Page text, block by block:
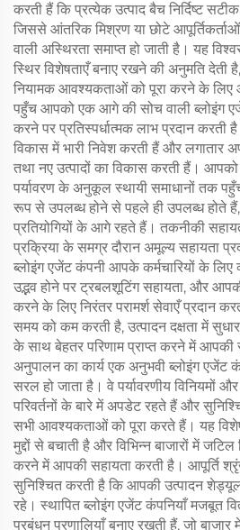
करती हैं कि प्रत्येक उत्पाद बैच निर्दिष्ट
जिससे आंतरिक मिश्रण या छोटे आपूर्तिकर्ताओं
वाली अस्थिरता समाप्त हो जाती है। यह
स्थिर विशेषताएँ बनाए रखने की अनुमति देती
नियामक आवश्यकताओं को पूरा करने के
पहुँच आपको एक आगे की सोच वाली ब्लोइंग
करने पर प्रतिस्पर्धात्मक लाभ प्रदान
विकास में भारी निवेश करती हैं और लगातार
तथा नए उत्पादों का विकास करती हैं। आपको
पर्यावरण के अनुकूल स्थायी समाधानों तक पहुँच
रूप से उपलब्ध होने से पहले ही उपलब्ध होते
प्रतियोगियों के आगे रहते हैं। तकनीकी
प्रक्रिया के समग्र दौरान अमूल्य सहायता
ब्लोइंग एजेंट कंपनी आपके कर्मचारियों के
उद्भव होने पर ट्रबलशूटिंग सहायता, और
करने के लिए निरंतर परामर्श सेवाएँ प्रदान
समय को कम करती है, उत्पादन दक्षता में
के साथ बेहतर परिणाम प्राप्त करने में आपकी
अनुपालन का कार्य एक अनुभवी ब्लोइंग एजेंट
सरल हो जाता है। वे पर्यावरणीय विनियमों और
परिवर्तनों के बारे में अपडेट रहते हैं और
सभी आवश्यकताओं को पूरा करते हैं। यह
मुद्दों से बचाती है और विभिन्न बाजारों में
करने में आपकी सहायता करती है। आपूर्ति
सुनिश्चित करती है कि आपकी उत्पादन शेड्यूल
रहे। स्थापित ब्लोइंग एजेंट कंपनियाँ मजबूत
प्रबंधन प्रणालियाँ बनाए रखती हैं, जो बाजार